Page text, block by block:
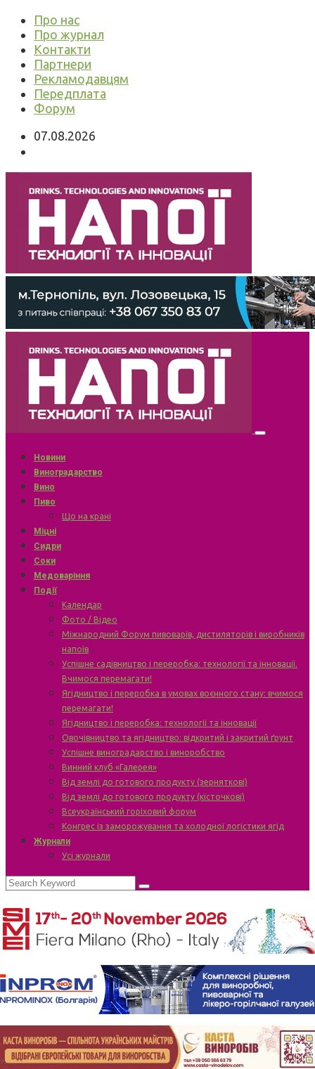
Про нас
Про журнал
Контакти
Партнери
Рекламодавцям
Передплата
Форум
07.08.2026
Новини
Виноградарство
Вино
Пиво
Що на крані
Міцні
Сидри
Соки
Медоваріння
Події
Календар
Фото / Відео
Міжнародний Форум пивоварів, дистиляторів і виробників
напоїв
Успішне садівництво і переробка: технології та інновації.
Вчимося перемагати!
Ягідництво і переробка в умовах воєнного стану: вчимося
перемагати!
Ягідництво і переробка: технології та інновації
Овочівництво та ягідництво: відкритий і закритий ґрунт
Успішне виноградарство і виноробство
Винний клуб «Галерея»
Від землі до готового продукту (зерняткові)
Від землі до готового продукту (кісточкові)
Всеукраїнський горіховий форум
Конгрес із заморожування та холодної логістики ягід
Журнали
Усі журнали